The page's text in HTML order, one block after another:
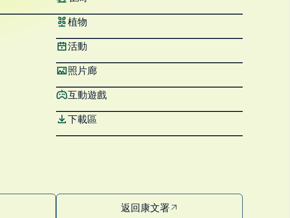
植物
活動
照片廊
互動遊戲
下載區
返回康文署